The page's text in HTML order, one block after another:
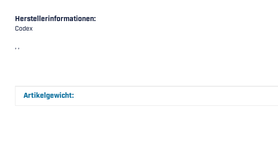
Herstellerinformationen:
Codex
, ,
Produkteigenschaft
Wert
Artikelgewicht: